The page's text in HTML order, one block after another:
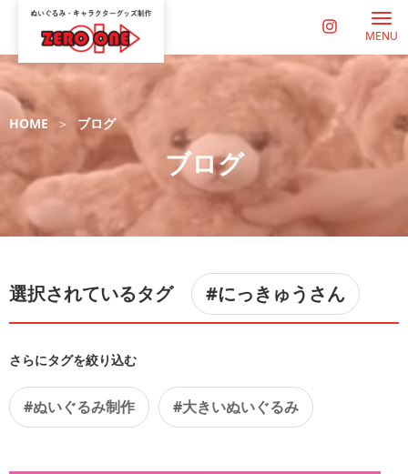
MENU
HOME ブログ
ブログ
選択されているタグ #にっきゅうさん
さらにタグを絞り込む
#ぬいぐるみ制作 #大きいぬいぐるみ